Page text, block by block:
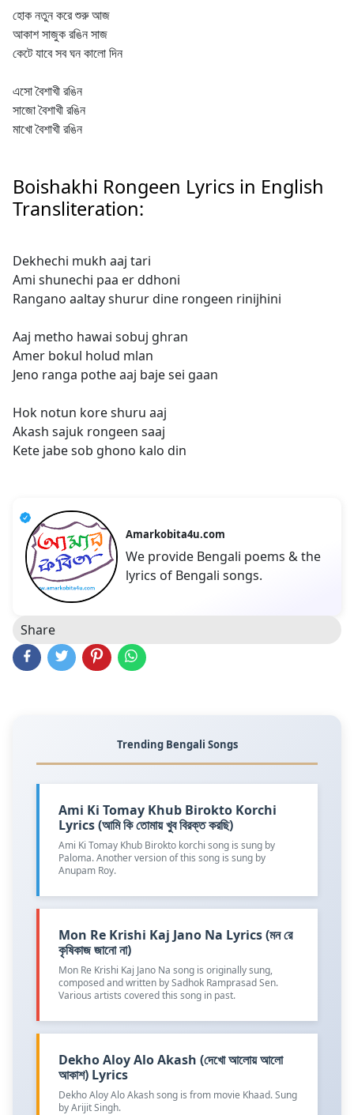
হোক নতুন করে শুরু আজ
আকাশ সাজুক রঙিন সাজ
কেটে যাবে সব ঘন কালো দিন
এসো বৈশাখী রঙিন
সাজো বৈশাখী রঙিন
মাখো বৈশাখী রঙিন
Boishakhi Rongeen Lyrics in English
Transliteration:
Dekhechi mukh aaj tari
Ami shunechi paa er ddhoni
Rangano aaltay shurur dine rongeen rinijhini
Aaj metho hawai sobuj ghran
Amer bokul holud mlan
Jeno ranga pothe aaj baje sei gaan
Hok notun kore shuru aaj
Akash sajuk rongeen saaj
Kete jabe sob ghono kalo din
Amarkobita4u.com
We provide Bengali poems & the
lyrics of Bengali songs.
Share
Trending Bengali Songs
Ami Ki Tomay Khub Birokto Korchi
Lyrics (আমি কি তোমায় খুব বিরক্ত করছি)
Ami Ki Tomay Khub Birokto korchi song is sung by
Paloma. Another version of this song is sung by
Anupam Roy.
Mon Re Krishi Kaj Jano Na Lyrics (মন রে
কৃষিকাজ জানো না)
Mon Re Krishi Kaj Jano Na song is originally sung,
composed and written by Sadhok Ramprasad Sen.
Various artists covered this song in past.
Dekho Aloy Alo Akash (দেখো আলোয় আলো
আকাশ) Lyrics
Dekho Aloy Alo Akash song is from movie Khaad. Sung
by Arijit Singh.